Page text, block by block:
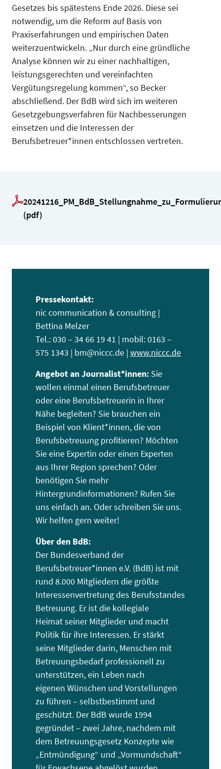
Gesetzes bis spätestens Ende 2026. Diese sei
notwendig, um die Reform auf Basis von
Praxiserfahrungen und empirischen Daten
weiterzuentwickeln. „Nur durch eine gründliche
Analyse können wir zu einer nachhaltigen,
leistungsgerechten und vereinfachten
Vergütungsregelung kommen“, so Becker
abschließend. Der BdB wird sich im weiteren
Gesetzgebungsverfahren für Nachbesserungen
einsetzen und die Interessen der
Berufsbetreuer*innen entschlossen vertreten.
(pdf)
Pressekontakt:
nic communication & consulting |
Bettina Melzer
Tel.: 030 – 34 66 19 41 | mobil: 0163 –
575 1343 | bm@niccc.de | www.niccc.de
Angebot an Journalist*innen: Sie
wollen einmal einen Berufsbetreuer
oder eine Berufsbetreuerin in Ihrer
Nähe begleiten? Sie brauchen ein
Beispiel von Klient*innen, die von
Berufsbetreuung profitieren? Möchten
Sie eine Expertin oder einen Experten
aus Ihrer Region sprechen? Oder
benötigen Sie mehr
Hintergrundinformationen? Rufen Sie
uns einfach an. Oder schreiben Sie uns.
Wir helfen gern weiter!
Über den BdB:
Der Bundesverband der
Berufsbetreuer*innen e.V. (BdB) ist mit
rund 8.000 Mitgliedern die größte
Interessenvertretung des Berufsstandes
Betreuung. Er ist die kollegiale
Heimat seiner Mitglieder und macht
Politik für ihre Interessen. Er stärkt
seine Mitglieder darin, Menschen mit
Betreuungsbedarf professionell zu
unterstützen, ein Leben nach
eigenen Wünschen und Vorstellungen
zu führen – selbstbestimmt und
geschützt. Der BdB wurde 1994
gegründet – zwei Jahre, nachdem mit
dem Betreuungsgesetz Konzepte wie
„Entmündigung“ und „Vormundschaft“